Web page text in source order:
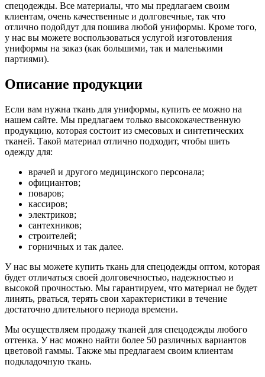
спецодежды. Все материалы, что мы предлагаем своим
клиентам, очень качественные и долговечные, так что
отлично подойдут для пошива любой униформы. Кроме того,
у нас вы можете воспользоваться услугой изготовления
униформы на заказ (как большими, так и маленькими
партиями).
Описание продукции
Если вам нужна ткань для униформы, купить ее можно на
нашем сайте. Мы предлагаем только высококачественную
продукцию, которая состоит из смесовых и синтетических
тканей. Такой материал отлично подходит, чтобы шить
одежду для:
врачей и другого медицинского персонала;
официантов;
поваров;
кассиров;
электриков;
сантехников;
строителей;
горничных и так далее.
У нас вы можете купить ткань для спецодежды оптом, которая
будет отличаться своей долговечностью, надежностью и
высокой прочностью. Мы гарантируем, что материал не будет
линять, рваться, терять свои характеристики в течение
достаточно длительного периода времени.
Мы осуществляем продажу тканей для спецодежды любого
оттенка. У нас можно найти более 50 различных вариантов
цветовой гаммы. Также мы предлагаем своим клиентам
подкладочную ткань.